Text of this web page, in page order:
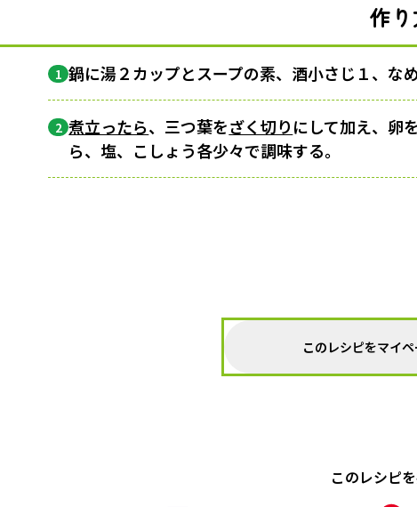
作
1 鍋に湯２カップとスープの素、酒小さじ１、な
2 煮立ったら、三つ葉をざく切りにして加え、卵
ら、塩、こしょう各少々で調味する。
このレシピをマイ
このレシピ